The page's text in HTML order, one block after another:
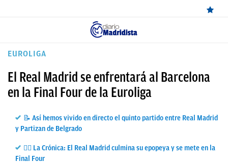
ÚLTIMAS
REAL
BALONCESTO
CANTERA
EUROLIGA
El Real Madrid se enfrentará al Barcelona
en la Final Four de la Euroliga
📝 Así hemos vivido en directo el quinto partido entre Real Madrid
y Partizan de Belgrado
✍🏼 La Crónica: El Real Madrid culmina su epopeya y se mete en la
Final Four